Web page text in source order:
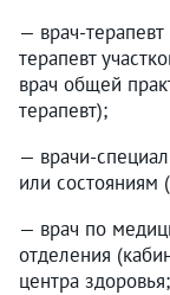
— врач-терапевт
терапевт
врач общей
терапевт);
— врачи-
или состояниям
— врач по
отделения
центра здоровья;